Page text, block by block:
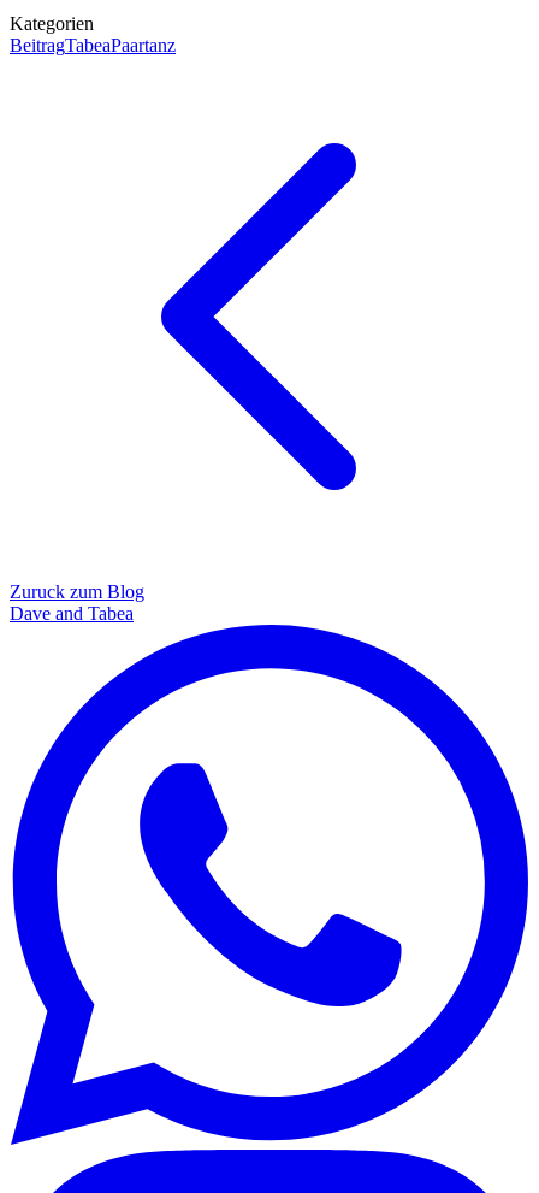
Kategorien
BeitragTabeaPaartanz
Zuruck zum Blog
Dave and Tabea